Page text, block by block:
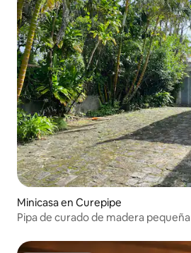
Minicasa en Curepipe
Pipa de curado de madera pequeña